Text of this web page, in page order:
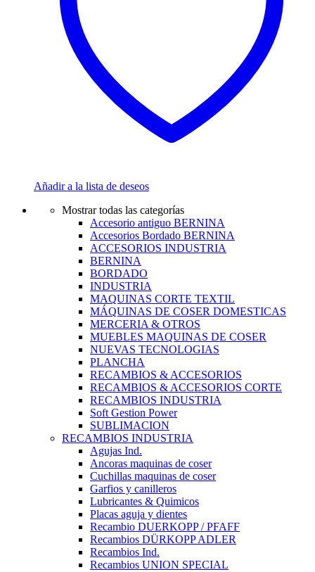
Añadir a la lista de deseos
Mostrar todas las categorías
Accesorio antiguo BERNINA
Accesorios Bordado BERNINA
ACCESORIOS INDUSTRIA
BERNINA
BORDADO
INDUSTRIA
MAQUINAS CORTE TEXTIL
MÁQUINAS DE COSER DOMESTICAS
MERCERIA & OTROS
MUEBLES MAQUINAS DE COSER
NUEVAS TECNOLOGIAS
PLANCHA
RECAMBIOS & ACCESORIOS
RECAMBIOS & ACCESORIOS CORTE
RECAMBIOS INDUSTRIA
Soft Gestion Power
SUBLIMACION
RECAMBIOS INDUSTRIA
Agujas Ind.
Ancoras maquinas de coser
Cuchillas maquinas de coser
Garfios y canilleros
Lubricantes & Quimicos
Placas aguja y dientes
Recambio DUERKOPP / PFAFF
Recambios DÜRKOPP ADLER
Recambios Ind.
Recambios UNION SPECIAL